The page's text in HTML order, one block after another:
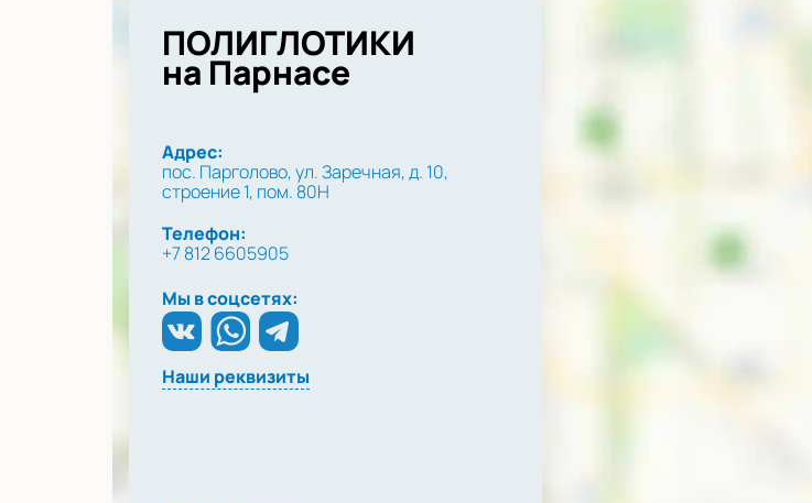
ПОЛИГЛОТИКИ
на Парнасе
Адрес:
пос. Парголово, ул. Заречная, д. 10,
строение 1, пом. 80Н
Телефон:
+7 812 6605905
Мы в соцсетях:
Наши реквизиты